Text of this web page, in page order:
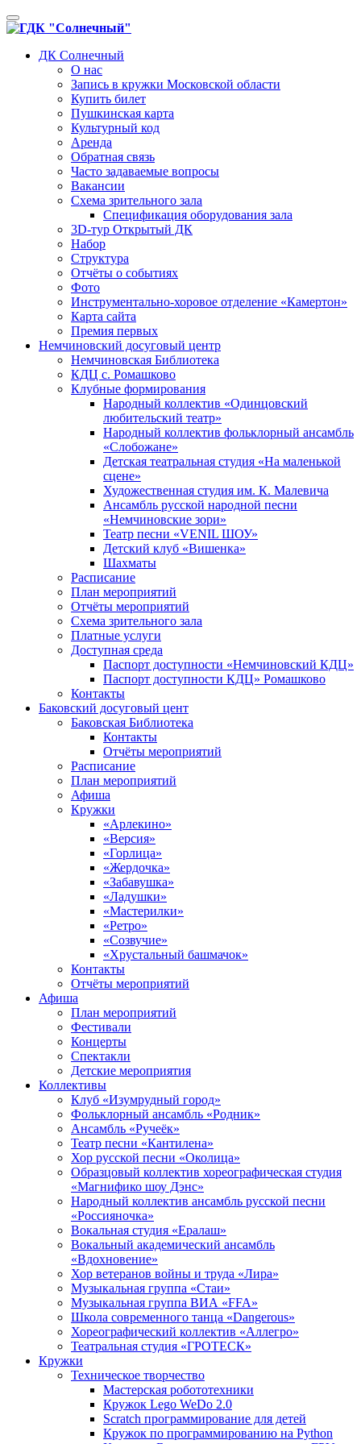
Toggle
navigation
ДК Солнечный
О нас
Запись в кружки Московской области
Купить билет
Пушкинская карта
Культурный код
Аренда
Обратная связь
Часто задаваемые вопросы
Вакансии
Схема зрительного зала
Спецификация оборудования зала
3D-тур Открытый ДК
Набор
Структура
Отчёты о событиях
Фото
Инструментально-хоровое отделение «Камертон»
Карта сайта
Премия первых
Немчиновский досуговый центр
Немчиновская Библиотека
КДЦ с. Ромашково
Клубные формирования
Народный коллектив «Одинцовский
любительский театр»
Народный коллектив фольклорный ансамбль
«Слобожане»
Детская театральная студия «На маленькой
сцене»
Художественная студия им. К. Малевича
Ансамбль русской народной песни
«Немчиновские зори»
Театр песни «VENIL ШОУ»
Детский клуб «Вишенка»
Шахматы
Расписание
План мероприятий
Отчёты мероприятий
Схема зрительного зала
Платные услуги
Доступная среда
Паспорт доступности «Немчиновский КДЦ»
Паспорт доступности КДЦ» Ромашково
Контакты
Баковский досуговый цент
Баковская Библиотека
Контакты
Отчёты мероприятий
Расписание
План мероприятий
Афиша
Кружки
«Арлекино»
«Версия»
«Горлица»
«Жердочка»
«Забавушка»
«Ладушки»
«Мастерилки»
«Ретро»
«Созвучие»
«Хрустальный башмачок»
Контакты
Отчёты мероприятий
Афиша
План мероприятий
Фестивали
Концерты
Спектакли
Детские мероприятия
Коллективы
Клуб «Изумрудный город»
Фольклорный ансамбль «Родник»
Ансамбль «Ручеёк»
Театр песни «Кантилена»
Хор русской песни «Околица»
Образцовый коллектив хореографическая студия
«Магнифико шоу Дэнс»
Народный коллектив ансамбль русской песни
«Россияночка»
Вокальная студия «Ералаш»
Вокальный академический ансамбль
«Вдохновение»
Хор ветеранов войны и труда «Лира»
Музыкальная группа «Стаи»
Музыкальная группа ВИА «FFA»
Школа современного танца «Dangerous»
Хореографический коллектив «Аллегро»
Театральная студия «ГРОТЕСК»
Кружки
Техническое творчество
Мастерская робототехники
Кружок Lego WeDo 2.0
Scratch программирование для детей
Кружок по программированию на Python